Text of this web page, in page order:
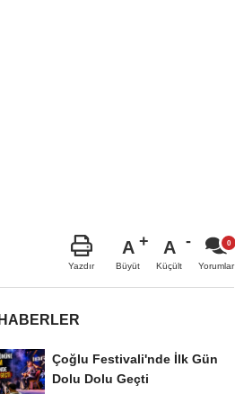
Yazdır
A
Büyüt
A
Küçült Yorumlar
Çoğlu Festivali'nde İlk Gün
Dolu Dolu Geçti